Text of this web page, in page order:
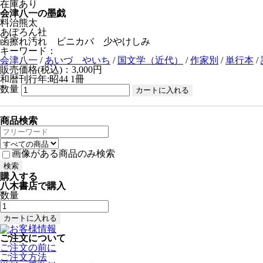
在庫あり
会津八一の墨戯
料治熊太
あぽろん社
函擦れ汚れ ビニカバ 少やけしみ
キーワード：
会津八一 / あいづ やいち / 国文学（近代） /作家別 /単行本 /
販売価格(税込)：3,000円
和暦刊行年:昭44 1冊
数量
商品検索
画像がある商品のみ検索
購入する
八木書店で購入
数量
ご注文について
ご注文の前に
ご注文方法